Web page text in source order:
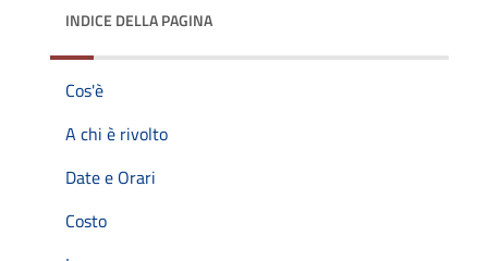
INDICE DELLA PAGINA
Cos'è
A chi è rivolto
Date e Orari
Costo